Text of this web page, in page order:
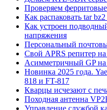
Проверяем ферритовые
Как распаковать tar
Как устроен
напряжения
Персональный
Свой APRS репитер
Асимметричный GP на
Новинка 2025 года.
818 и FT-817
Кварцы исчезают с
Походная антенна
Управление службой